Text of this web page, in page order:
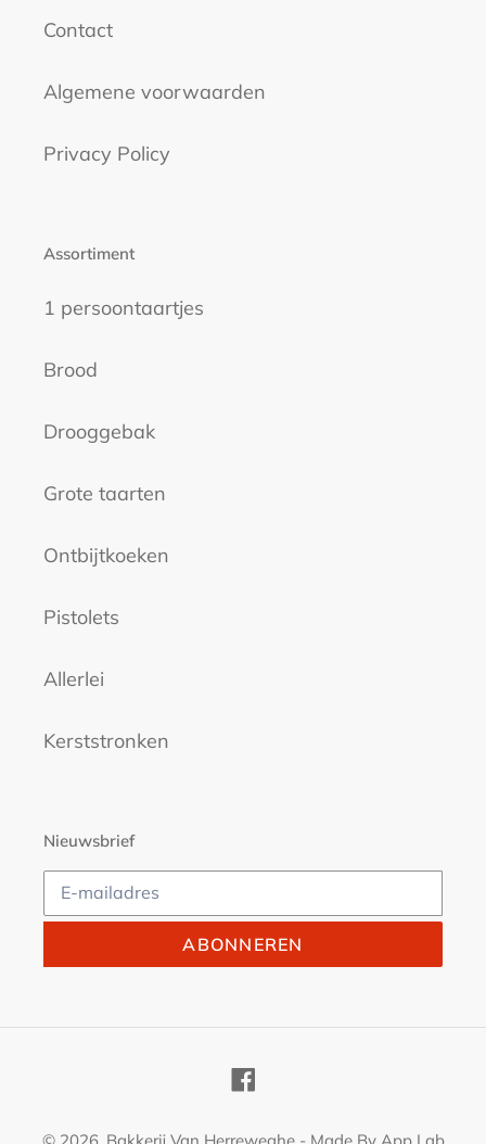
Contact
Algemene voorwaarden
Privacy Policy
Assortiment
1 persoontaartjes
Brood
Drooggebak
Grote taarten
Ontbijtkoeken
Pistolets
Allerlei
Kerststronken
Nieuwsbrief
ABONNEREN
Facebook